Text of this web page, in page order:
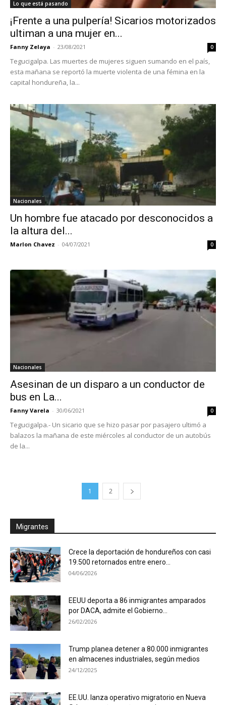
Lo que está pasando
¡Frente a una pulpería! Sicarios motorizados
ultiman a una mujer en...
Fanny Zelaya - 23/08/2021 0
Tegucigalpa. Las muertes de mujeres siguen sumando en el país,
esta mañana se reportó la muerte violenta de una fémina en la
capital hondureña, la...
Nacionales
Un hombre fue atacado por desconocidos a
la altura del...
Marlon Chavez - 04/07/2021 0
Nacionales
Asesinan de un disparo a un conductor de
bus en La...
Fanny Varela - 30/06/2021 0
Tegucigalpa.- Un sicario que se hizo pasar por pasajero ultimó a
balazos la mañana de este miércoles al conductor de un autobús
de la...
1 2
Migrantes
Crece la deportación de hondureños con casi
19.500 retornados entre enero...
04/06/2026
EEUU deporta a 86 inmigrantes amparados
por DACA, admite el Gobierno...
26/02/2026
Trump planea detener a 80.000 inmigrantes
en almacenes industriales, según medios
24/12/2025
EE.UU. lanza operativo migratorio en Nueva